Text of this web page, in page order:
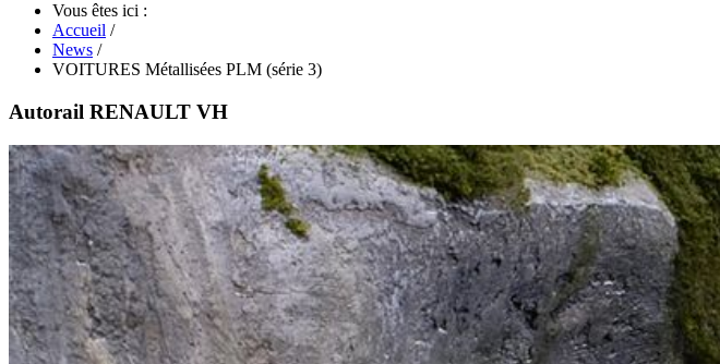
Vous êtes ici :
Accueil /
News /
VOITURES Métallisées PLM (série 3)
Autorail RENAULT VH